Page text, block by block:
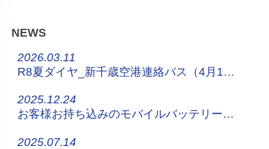
NEWS
2026.03.11
R8夏ダイヤ_新千歳空港連絡バス（4月1日～）
2025.12.24
お客様お持ち込みのモバイルバッテリーについてのお願い
2025.07.14